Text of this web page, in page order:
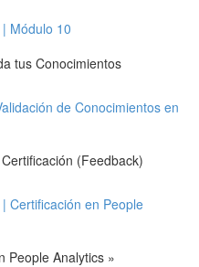
Módulo 10
tus Conocimientos
de Conocimientos en
(Feedback)
Certificación en People
People Analytics »